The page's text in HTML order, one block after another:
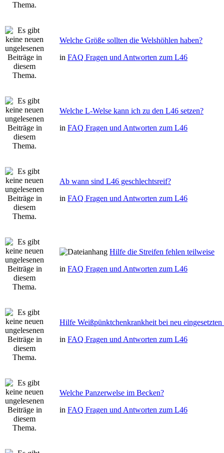
Welche Größe sollten die Welshöhlen haben?
in FAQ Fragen und Antworten zum L46
Welche L-Welse kann ich zu den L46 setzen?
in FAQ Fragen und Antworten zum L46
Ab wann sind L46 geschlechtsreif?
in FAQ Fragen und Antworten zum L46
Hilfe die Streifen fehlen teilweise
in FAQ Fragen und Antworten zum L46
Hilfe Weißpünktchenkrankheit bei neu eingesetzten
in FAQ Fragen und Antworten zum L46
Welche Panzerwelse im Becken?
in FAQ Fragen und Antworten zum L46